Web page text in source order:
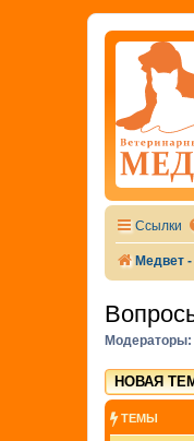
Ссылки
Медвет -
Модераторы:
НОВАЯ
ТЕМЫ